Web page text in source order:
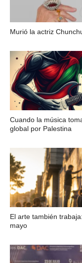
Murió la actriz
Cuando la música
global por Palestina
El arte también
mayo